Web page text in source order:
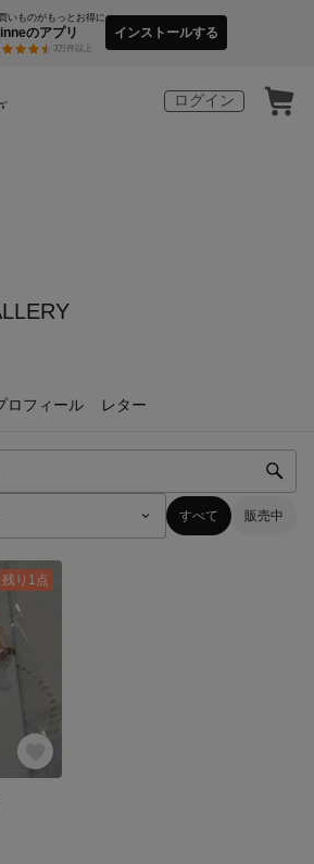
いものがもっとお得に
のアプリ
3万件以上
インストールする
ログイン
ロフィール レター
すべて 販売中
残り1点